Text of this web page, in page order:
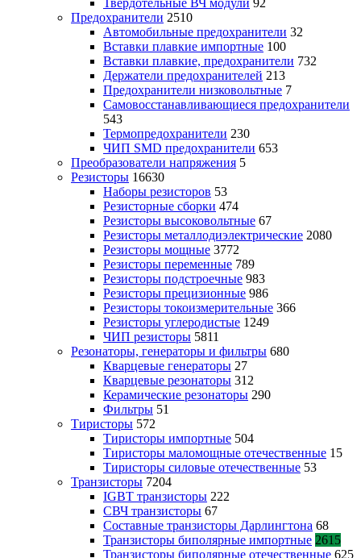
Предохранители 2510
Автомобильные предохранители 32
Вставки плавкие импортные 100
Вставки плавкие, предохранители 732
Держатели предохранителей 213
Предохранители низковольтные 7
Самовосстанавливающиеся предохранители
543
Термопредохранители 230
ЧИП SMD предохранители 653
Преобразователи напряжения 5
Резисторы 16630
Наборы резисторов 53
Резисторные сборки 474
Резисторы высоковольтные 67
Резисторы металлодиэлектрические 2080
Резисторы мощные 3772
Резисторы переменные 789
Резисторы подстроечные 983
Резисторы прецизионные 986
Резисторы токоизмерительные 366
Резисторы углеродистые 1249
ЧИП резисторы 5811
Резонаторы, генераторы и фильтры 680
Кварцевые генераторы 27
Кварцевые резонаторы 312
Керамические резонаторы 290
Фильтры 51
Тиристоры 572
Тиристоры импортные 504
Тиристоры маломощные отечественные 15
Тиристоры силовые отечественные 53
Транзисторы 7204
IGBT транзисторы 222
СВЧ транзисторы 67
Составные транзисторы Дарлингтона 68
Транзисторы биполярные импортные 2615
Транзисторы биполярные отечественные 625